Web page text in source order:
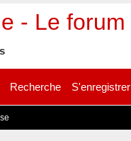
- Le forum
Recherche S'enregistrer